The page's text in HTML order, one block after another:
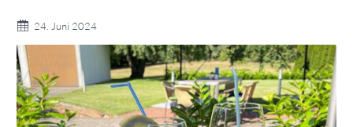
24. Juni 2024